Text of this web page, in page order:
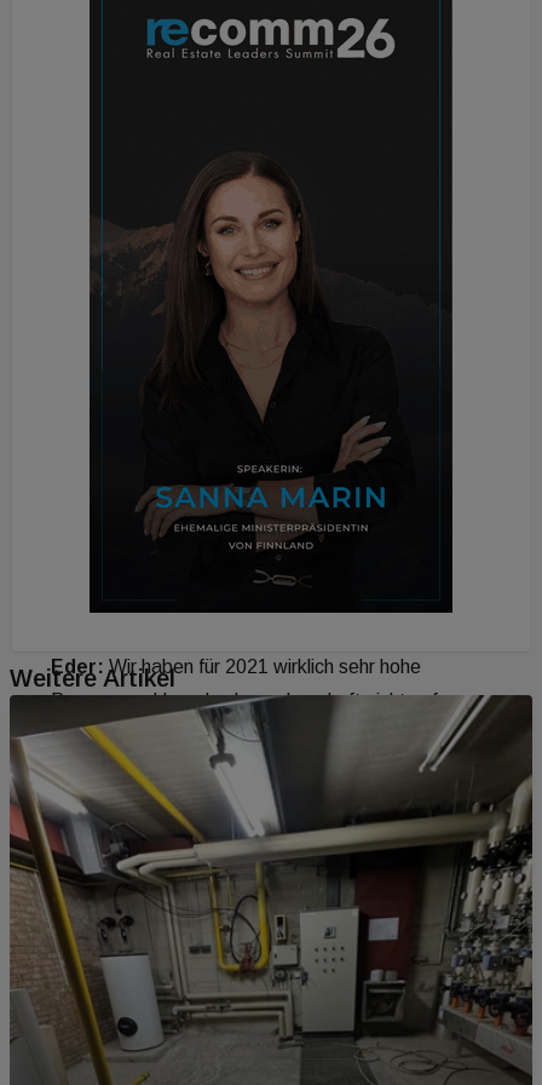
ist allerdings, wie es in den Folgejahren aussieht.
Aktuell wurden die Umsetzungszeiträume
Building Times: Spüren Sie in Ihrem
Unternehmen die von manchen Vertretern
der Bauwirtschaft befürchteten
Verzögerungen bei Genehmigungen?
Das war zweifellos ein Thema im zweiten
Halbjahr, damals waren die Behörden absolut im
Krisenmodus und vielfach nur mit Corona
beschäftigt. Damals war es extrem schwierig,
Genehmigungen zu erhalten. Das hat sich aber
gelegt, wie wir auch von unseren Kunden hören.
Building Times: Im Moment ist der Wohnbau
das Zugpferd. Denken Sie, dass in diesem
Segment eine Sättigung bevorsteht?
Eder: Wir haben für 2021 wirklich sehr hohe
Prognosezahlen, das kann dauerhaft nicht auf
diesem Niveau weitergehen. Es wäre aber kein
Beinbruch, wenn wir zehn Prozent einbüßen, weil
eben das Niveau derzeit sehr hoch ist. Derzeit
haben wir einen Boom, mir persönlich ist es lieber,
wenn Steigerungen nicht so drastisch ausfallen, weil
dann auch die Rückgänge geringer wären.
Building Times: 65 Prozent der Fertigteil-
Unternehmen erwarten in der Zukunft
steigende Marktanteile für Betonfertigteile.
Die Vertreter des Holzbaus wähnen sich
Weitere Artikel